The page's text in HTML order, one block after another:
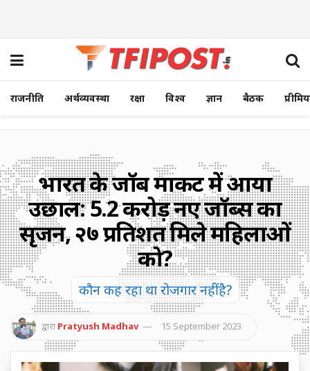
राजनीति अर्थव्यवस्था रक्षा विश्व ज्ञान बैठक
भारत के जॉब मार्केट में आया
उछाल: 5.2 करोड़ नए जॉब्स का
सृजन, २७ प्रतिशत मिले महिलाओं
को?
कौन कह रहा था रोजगार नहीं है?
द्वारा Pratyush Madhav 15 September 2023